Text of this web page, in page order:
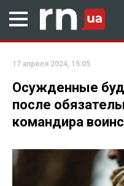
17 апреля 2024, 15:05
Осужденные
после
командира